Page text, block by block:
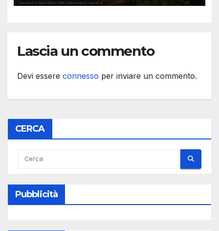
Lascia un commento
Devi essere connesso per inviare un commento.
CERCA
Pubblicità